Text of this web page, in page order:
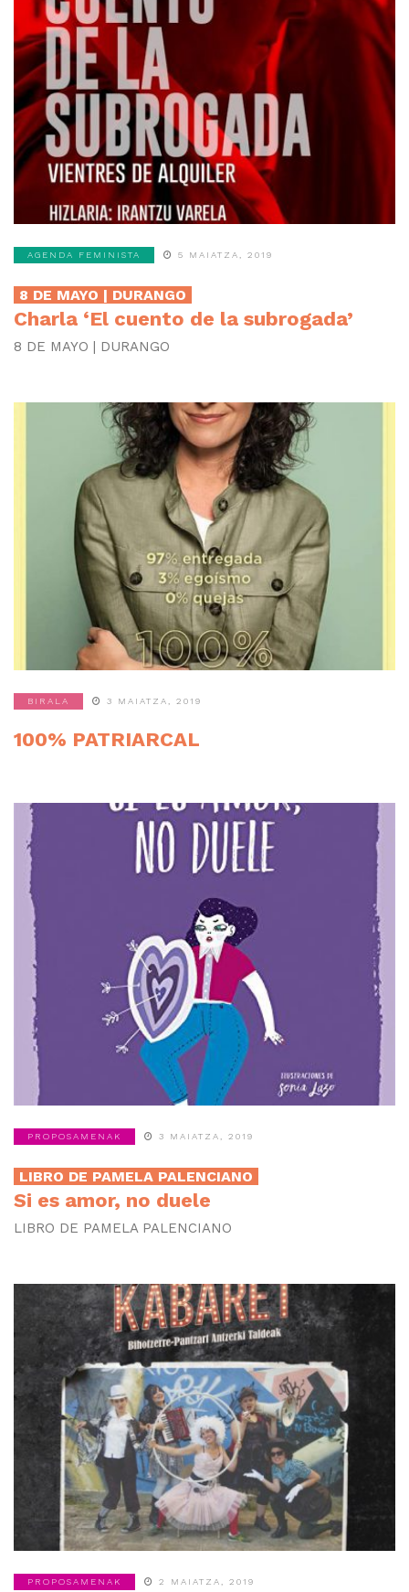
AGENDA FEMINISTA 5 MAIATZA, 2019
8 DE MAYO | DURANGO
Charla ‘El cuento de la subrogada’
8 DE MAYO | DURANGO
BIRALA 3 MAIATZA, 2019
100% PATRIARCAL
PROPOSAMENAK 3 MAIATZA, 2019
LIBRO DE PAMELA PALENCIANO
Si es amor, no duele
LIBRO DE PAMELA PALENCIANO
PROPOSAMENAK 2 MAIATZA, 2019